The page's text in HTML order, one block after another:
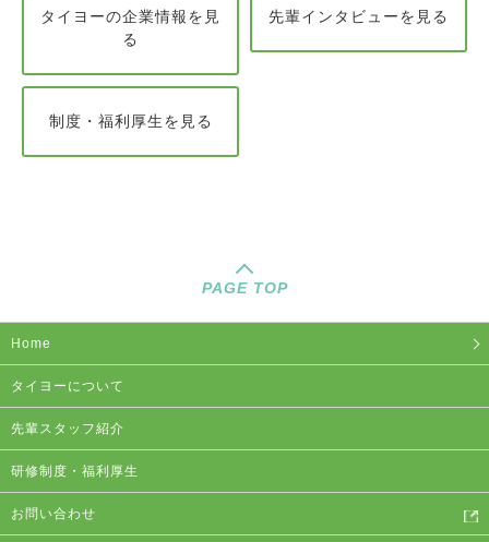
タイヨーの企業情報を見
る
先輩インタビューを見る
制度・福利厚生を見る
PAGE TOP
Home
タイヨーについて
先輩スタッフ紹介
研修制度・福利厚生
お問い合わせ